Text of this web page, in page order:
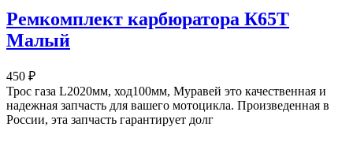
Ремкомплект карбюратора К65Т
Малый
450 ₽
Трос газа L2020мм, ход100мм, Муравей это качественная и
надежная запчасть для вашего мотоцикла. Произведенная в
России, эта запчасть гарантирует долг